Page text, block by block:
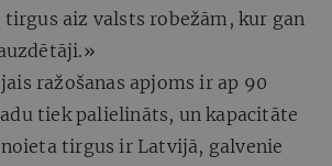
aiz valsts robežām, kur gan
ražošanas apjoms ir ap 90
tiek palielināts, un kapacitāte
tirgus ir Latvijā, galvenie